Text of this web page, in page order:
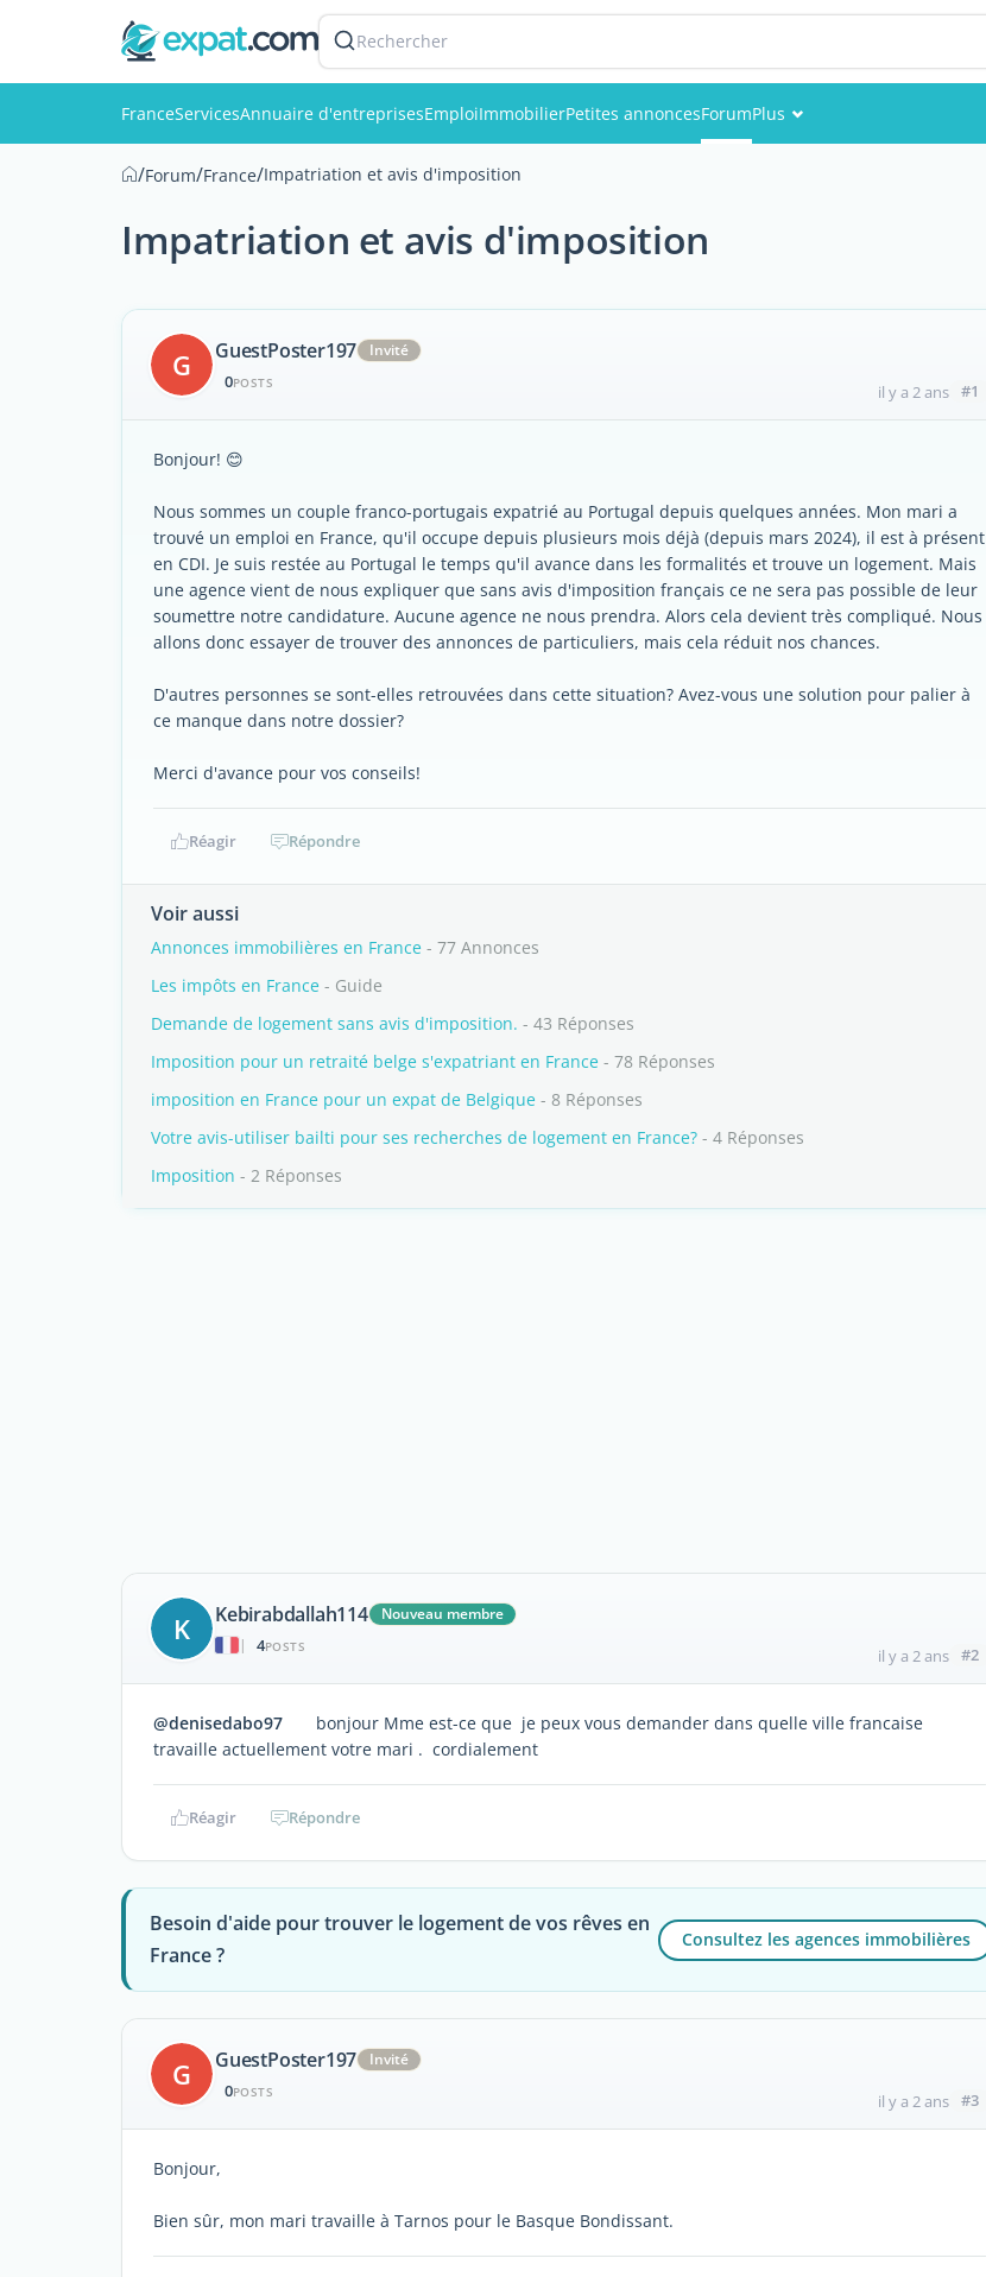
Rechercher
FranceServicesAnnuaire d'entreprisesEmploiImmobilierPetites annoncesForumPlus
/Forum/France/Impatriation et avis d'imposition
Impatriation et avis d'imposition
G GuestPoster197 Invité
0POSTS il y a 2 ans #1
Bonjour! 😊
Nous sommes un couple franco-portugais expatrié au Portugal depuis quelques années. Mon mari a
trouvé un emploi en France, qu'il occupe depuis plusieurs mois déjà (depuis mars 2024), il est à présent
en CDI. Je suis restée au Portugal le temps qu'il avance dans les formalités et trouve un logement. Mais
une agence vient de nous expliquer que sans avis d'imposition français ce ne sera pas possible de leur
soumettre notre candidature. Aucune agence ne nous prendra. Alors cela devient très compliqué. Nous
allons donc essayer de trouver des annonces de particuliers, mais cela réduit nos chances.
D'autres personnes se sont-elles retrouvées dans cette situation? Avez-vous une solution pour palier à
ce manque dans notre dossier?
Merci d'avance pour vos conseils!
Réagir Répondre
Voir aussi
Annonces immobilières en France - 77 Annonces
Les impôts en France - Guide
Demande de logement sans avis d'imposition. - 43 Réponses
Imposition pour un retraité belge s'expatriant en France - 78 Réponses
imposition en France pour un expat de Belgique - 8 Réponses
Votre avis-utiliser bailti pour ses recherches de logement en France? - 4 Réponses
Imposition - 2 Réponses
K Kebirabdallah114
Nouveau membre
|
4POSTS il y a 2 ans #2
@denisedabo97 bonjour Mme est-ce que je peux vous demander dans quelle ville francaise
travaille actuellement votre mari . cordialement
Réagir Répondre
Besoin d'aide pour trouver le logement de vos rêves en
France ?
Consultez les agences immobilières
G GuestPoster197 Invité
0POSTS il y a 2 ans #3
Bonjour,
Bien sûr, mon mari travaille à Tarnos pour le Basque Bondissant.